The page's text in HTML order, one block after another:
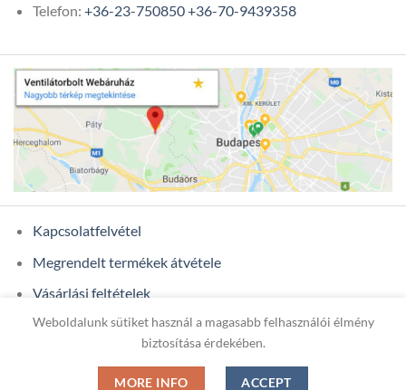
Telefon: +36-23-750850+36-70-9439358
Kapcsolatfelvétel
Megrendelt termékek átvétele
Vásárlási feltételek
Ügyfél adatok
Weboldalunk sütiket használ a magasabb felhasználói élmény
biztosítása érdekében.
MORE INFO ACCEPT